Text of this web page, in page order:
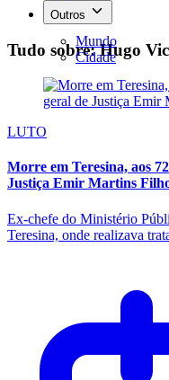
Outros
Mundo
Cidade
Tudo sobre: Hugo
LUTO
Morre em Teresina, aos
Justiça Emir Martins
Ex-chefe do Ministério
Teresina, onde realizava